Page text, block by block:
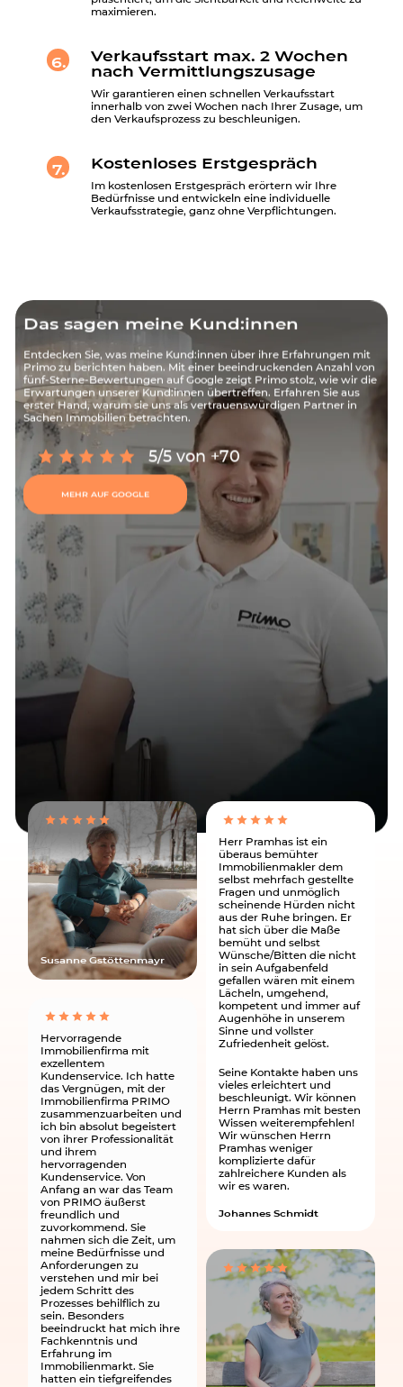
maximieren.
6.
Verkaufsstart max. 2 Wochen
nach Vermittlungszusage
Wir garantieren einen schnellen Verkaufsstart
innerhalb von zwei Wochen nach Ihrer Zusage, um
den Verkaufsprozess zu beschleunigen.
7. Kostenloses Erstgespräch
Im kostenlosen Erstgespräch erörtern wir Ihre
Bedürfnisse und entwickeln eine individuelle
Verkaufsstrategie, ganz ohne Verpflichtungen.
Das sagen meine Kund:innen
Entdecken Sie, was meine Kund:innen über ihre Erfahrungen mit
Primo zu berichten haben. Mit einer beeindruckenden Anzahl von
fünf-Sterne-Bewertungen auf Google zeigt Primo stolz, wie wir die
Erwartungen unserer Kund:innen übertreffen. Erfahren Sie aus
erster Hand, warum sie uns als vertrauenswürdigen Partner in
Sachen Immobilien betrachten.
5/5 von +70
MEHR AUF GOOGLE
Susanne Gstöttenmayr
Hervorragende
Immobilienfirma mit
exzellentem
Kundenservice. Ich hatte
das Vergnügen, mit der
Immobilienfirma PRIMO
zusammenzuarbeiten und
ich bin absolut begeistert
von ihrer Professionalität
und ihrem
hervorragenden
Kundenservice. Von
Anfang an war das Team
von PRIMO äußerst
freundlich und
zuvorkommend. Sie
nahmen sich die Zeit, um
meine Bedürfnisse und
Anforderungen zu
verstehen und mir bei
jedem Schritt des
Prozesses behilflich zu
sein. Besonders
beeindruckt hat mich ihre
Fachkenntnis und
Erfahrung im
Immobilienmarkt. Sie
hatten ein tiefgreifendes
Herr Pramhas ist ein
überaus bemühter
Immobilienmakler dem
selbst mehrfach gestellte
Fragen und unmöglich
scheinende Hürden nicht
aus der Ruhe bringen. Er
hat sich über die Maße
bemüht und selbst
Wünsche/Bitten die nicht
in sein Aufgabenfeld
gefallen wären mit einem
Lächeln, umgehend,
kompetent und immer auf
Augenhöhe in unserem
Sinne und vollster
Zufriedenheit gelöst.
Seine Kontakte haben uns
vieles erleichtert und
beschleunigt. Wir können
Herrn Pramhas mit besten
Wissen weiterempfehlen!
Wir wünschen Herrn
Pramhas weniger
komplizierte dafür
zahlreichere Kunden als
wir es waren.
Johannes Schmidt